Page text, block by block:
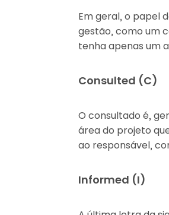
Em geral, o papel
gestão, como um
tenha apenas um
Consulted (C)
O consultado é,
área do projeto
ao responsável,
Informed (I)